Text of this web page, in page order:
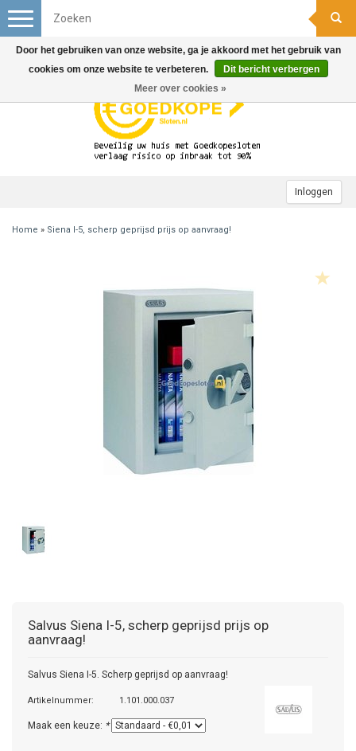
Inloggen
Toggle
navigation
Home » Siena I-5, scherp geprijsd prijs op aanvraag!
Salvus Siena I-5, scherp geprijsd prijs op
aanvraag!
Salvus Siena I-5. Scherp geprijsd op aanvraag!
Artikelnummer: 1.101.000.037
Maak een keuze: *
Door het gebruiken van onze website, ga je akkoord met het gebruik van
cookies om onze website te verbeteren.
Dit bericht verbergen
Meer over cookies »